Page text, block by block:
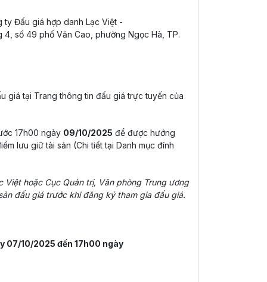
ty Đấu giá hợp danh Lạc Việt -
số 49 phố Văn Cao, phường Ngọc Hà, TP.
giá tại Trang thông tin đấu giá trực tuyến của
17h00 ngày 09/10/2025 để được hướng
lưu giữ tài sản (Chi tiết tại Danh mục đính
hoặc Cục Quản trị, Văn phòng Trung ương
đấu giá trước khi đăng ký tham gia đấu giá.
07/10/2025 đến 17h00 ngày